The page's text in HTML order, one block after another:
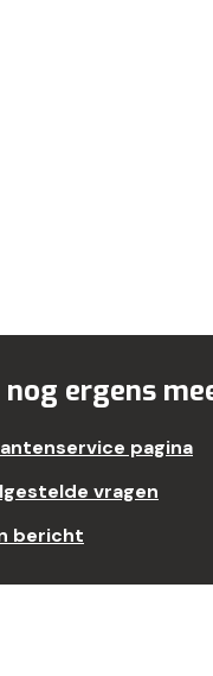
ergens
pagina
vragen
bericht